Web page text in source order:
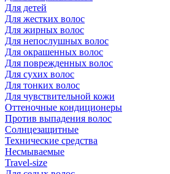
Для детей
Для жестких волос
Для жирных волос
Для непослушных волос
Для окрашенных волос
Для поврежденных волос
Для сухих волос
Для тонких волос
Для чувствительной кожи
Оттеночные кондиционеры
Против выпадения волос
Солнцезащитные
Технические средства
Несмываемые
Travel-size